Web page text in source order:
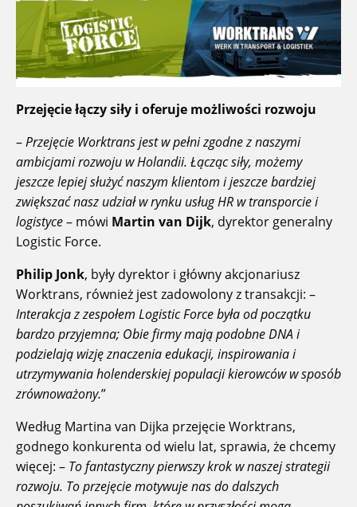
Przejęcie łączy siły i oferuje możliwości rozwoju
–Przejęcie Worktrans jest w pełni zgodne z naszymi
ambicjami rozwoju w Holandii. Łącząc siły, możemy
jeszcze lepiej służyć naszym klientom i jeszcze bardziej
zwiększać nasz udział w rynku usług HR w transporcie i
logistyce– mówi Martin van Dijk, dyrektor generalny
Logistic Force.
Philip Jonk, były dyrektor i główny akcjonariusz
Worktrans, również jest zadowolony z transakcji: –
Interakcja z zespołem Logistic Force była od początku
bardzo przyjemna; Obie firmy mają podobne DNA i
podzielają wizję znaczenia edukacji, inspirowania i
utrzymywania holenderskiej populacji kierowców w sposób
zrównoważony.”
Według Martina van Dijka przejęcie Worktrans,
godnego konkurenta od wielu lat, sprawia, że ​​chcemy
więcej: – To fantastyczny pierwszy krok w naszej strategii
rozwoju. To przejęcie motywuje nas do dalszych